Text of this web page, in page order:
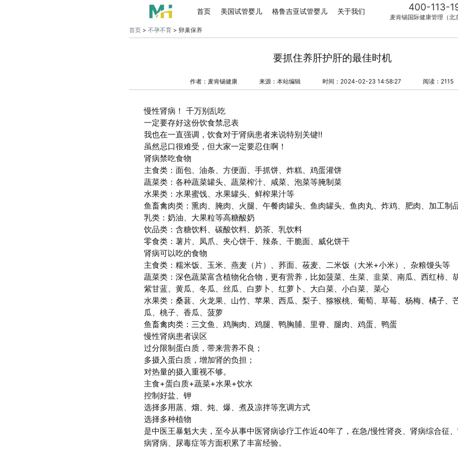
首页 美国试管婴儿 格鲁吉亚试管婴儿 关于我们 400-113-
麦肯锡国际健康管理（北
首页> 不孕不育> 卵巢保养
要抓住养肝护肝的最佳时机
作者：麦肯锡健康 来源：本站编辑 时间：2024-02-23 14:58:27 阅读：2115
慢性肾病！ 千万别乱吃
一定要存好这份饮食禁忌表
我也在一直强调，饮食对于肾病患者来说特别关键‼
虽然忌口很难受，但大家一定要忍住啊！
肾病禁吃食物
主食类：面包、油条、方便面、手抓饼、炸糕、鸡蛋灌饼
蔬菜类：各种蔬菜罐头、蔬菜榨汁、咸菜、泡菜等腌制菜
水果类：水果蜜饯、水果罐头、鲜榨果汁等
鱼畜禽肉类：熏肉、腌肉、火腿、午餐肉罐头、鱼肉罐头、鱼肉丸、炸鸡、肥肉、加工制
乳类：奶油、大果粒等高糖酸奶
饮品类：含糖饮料、碳酸饮料、奶茶、乳饮料
零食类：薯片、凤爪、夹心饼干、辣条、干脆面、威化饼干
肾病可以吃的食物
主食类：糯米饭、玉米、燕麦（片）、荞面、莜麦、二米饭（大米+小米）、杂粮馒头等
蔬菜类：深色蔬菜富含植物化合物，更有营养，比如菠菜、生菜、韭菜、南瓜、西红柿、
紫甘蓝、黄瓜、冬瓜、丝瓜、白萝卜、红萝卜、大白菜、小白菜、菜心
水果类：桑葚、火龙果、山竹、苹果、西瓜、梨子、猕猴桃、葡萄、草莓、杨梅、橘子、
瓜、桃子、香瓜、菠萝
鱼畜禽肉类：三文鱼、鸡胸肉、鸡腿、鸭胸脯、里脊、腿肉、鸡蛋、鸭蛋
慢性肾病患者误区
过分限制蛋白质，带来营养不良；
多摄入蛋白质，增加肾的负担；
对热量的摄入重视不够。
主食+蛋白质+蔬菜+水果+饮水
控制好盐、钾
选择多用蒸、熘、炖、爆、煮及凉拌等烹调方式
选择多种植物
是中医王暴魁大夫，至今从事中医肾病诊疗工作近40年了，在急/慢性肾炎、肾病综合征
病肾病、尿毒症等方面积累了丰富经验。